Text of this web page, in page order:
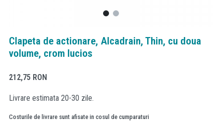
Clapeta de actionare, Alcadrain, Thin, cu doua
volume, crom lucios
212,75 RON
Livrare estimata 20-30 zile.
Costurile de livrare sunt afisate in cosul de cumparaturi